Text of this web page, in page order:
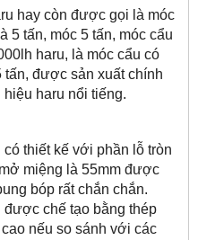
hay còn được gọi là móc
5 tấn, móc 5 tấn, móc cẩu
haru, là móc cẩu có
được sản xuất chính
haru nổi tiếng.
thiết kế với phần lỗ tròn
miệng là 55mm được
bóp rất chắn chắn.
được chế tạo bằng thép
nếu so sánh với các